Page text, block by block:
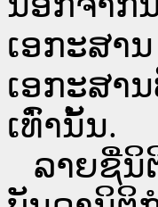
ເອກະສາ
ເອກະສາ
ເທົ່ານັ້ນ.
ລາຍຊື່ນິ